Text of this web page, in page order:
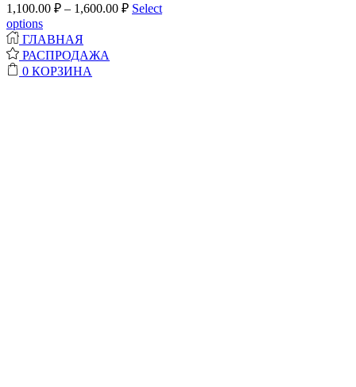
1,100.00 ₽ – 1,600.00 ₽ Select
options
ГЛАВНАЯ
РАСПРОДАЖА
0 КОРЗИНА